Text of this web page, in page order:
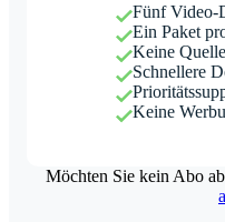
Fünf Video-
Ein Paket
Keine
Schnellere
Keine
Möchten Sie kein Abo